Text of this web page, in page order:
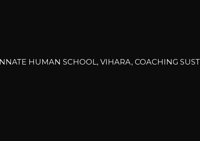
HUMAN SCHOOL, VIHARA, COACHING